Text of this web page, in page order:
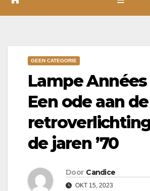
GEEN CATEGORIE
Lampe Années
Een ode aan de
de jaren ’70
Door Candice
OKT 15, 2023